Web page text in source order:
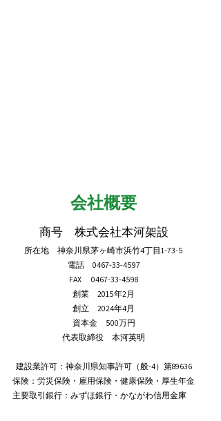
​​会社概要
商号 株式会社本河架設
所在地 神奈川県茅ヶ崎市浜竹4丁目1-73-5
電話0467-33-4597
FAX
0467-33-4598
創業 2015年2月
創立 2024年4月
資本金 500万円
代表取締役 本河英明
建設業許可：神奈川県知事許可（般-4）第89636
保険：労災保険・雇用保険・健康保険・厚生年金
主要​取引銀行：みずほ銀行・かながわ信用金庫